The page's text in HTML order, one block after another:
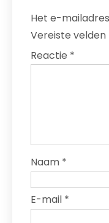
Het e-
Vereiste
Reactie *
Naam *
E-mail *